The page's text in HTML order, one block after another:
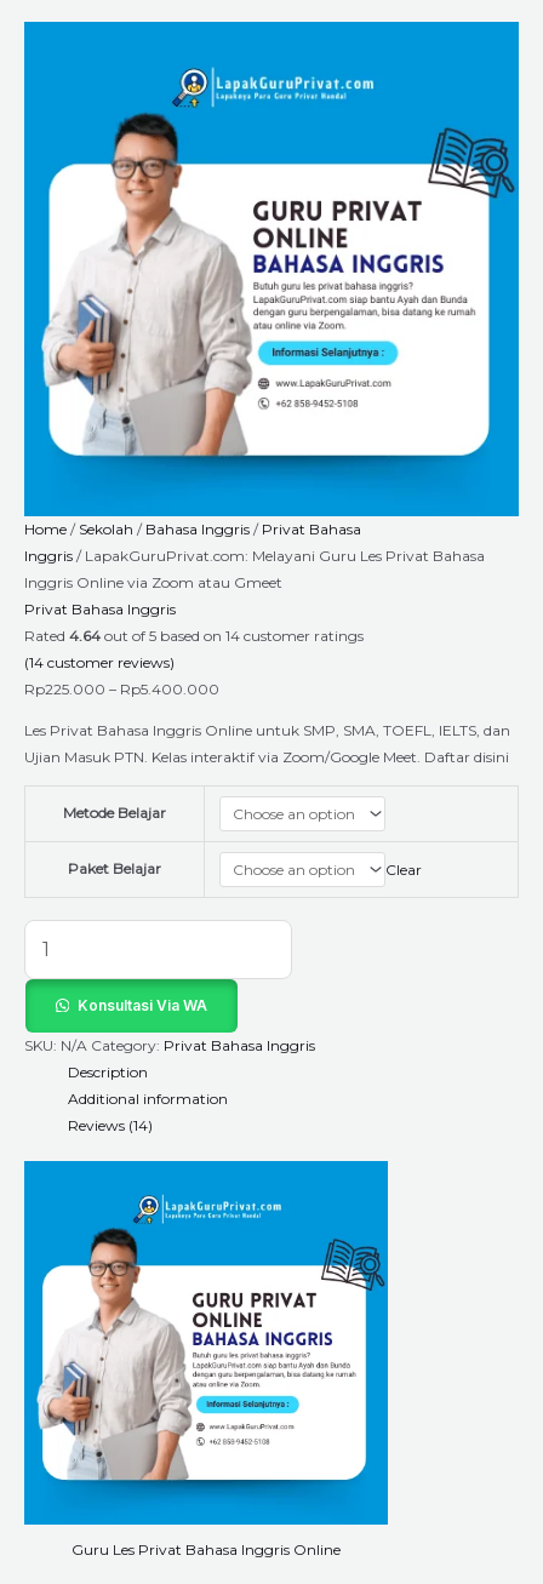
Home / Sekolah / Bahasa Inggris / Privat Bahasa
Inggris / LapakGuruPrivat.com: Melayani Guru Les Privat Bahasa
Inggris Online via Zoom atau Gmeet
Privat Bahasa Inggris
Rated 4.64 out of 5 based on 14 customer ratings
(14 customer reviews)
Rp225.000 – Rp5.400.000
through
Les Privat Bahasa Inggris Online untuk SMP, SMA, TOEFL, IELTS, dan
Ujian Masuk PTN. Kelas interaktif via Zoom/Google Meet. Daftar disini
Metode Belajar
Paket Belajar Clear
Inggris
quantity
Konsultasi Via WA
SKU: N/A Category: Privat Bahasa Inggris
Description
Additional information
Reviews (14)
Guru Les Privat Bahasa Inggris Online